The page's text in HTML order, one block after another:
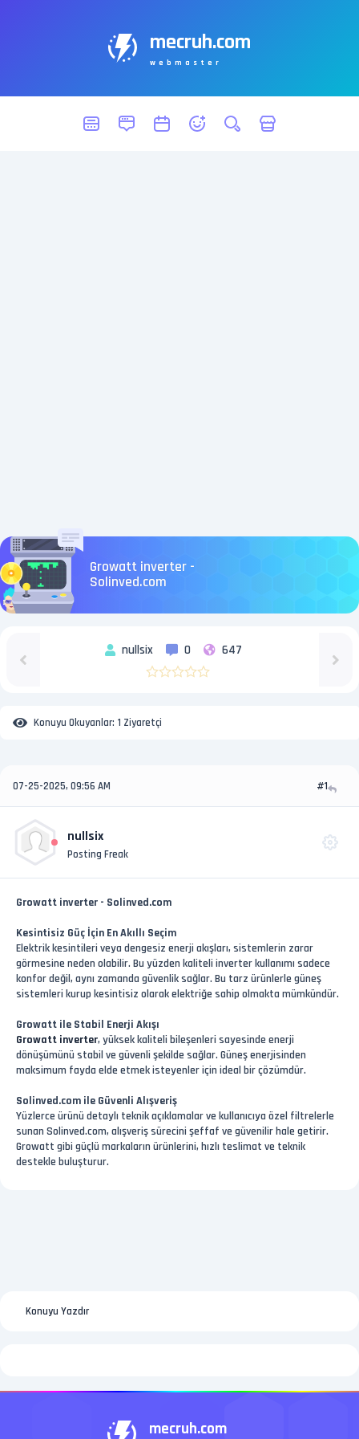
mecruh.com
webmaster
Growatt inverter -
Solinved.com
nullsix 0 647
Konuyu Okuyanlar: 1 Ziyaretçi
07-25-2025, 09:56 AM #1
nullsix
Posting Freak
Growatt inverter - Solinved.com
Kesintisiz Güç İçin En Akıllı Seçim
Elektrik kesintileri veya dengesiz enerji akışları, sistemlerin zarar
görmesine neden olabilir. Bu yüzden kaliteli inverter kullanımı sadece
konfor değil, aynı zamanda güvenlik sağlar. Bu tarz ürünlerle güneş
sistemleri kurup kesintisiz olarak elektriğe sahip olmakta mümkündür.
Growatt ile Stabil Enerji Akışı
Growatt inverter, yüksek kaliteli bileşenleri sayesinde enerji
dönüşümünü stabil ve güvenli şekilde sağlar. Güneş enerjisinden
maksimum fayda elde etmek isteyenler için ideal bir çözümdür.
Solinved.com ile Güvenli Alışveriş
Yüzlerce ürünü detaylı teknik açıklamalar ve kullanıcıya özel filtrelerle
sunan Solinved.com, alışveriş sürecini şeffaf ve güvenilir hale getirir.
Growatt gibi güçlü markaların ürünlerini, hızlı teslimat ve teknik
destekle buluşturur.
Konuyu Yazdır
mecruh.com